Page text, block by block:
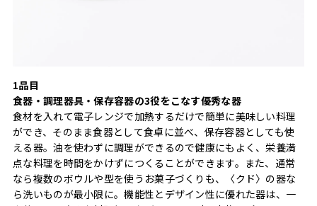
1品目
食器・調理器具・保存容器の3役をこなす優秀な器
食材を入れて電子レンジで加熱するだけで簡単に美味しい料理
ができ、そのまま食器として食卓に並べ、保存容器としても使
える器。油を使わずに調理ができるので健康にもよく、栄養満
点な料理を時間をかけずにつくることができます。また、通常
なら複数のボウルや型を使うお菓子づくりも、〈クド〉の器な
ら洗いものが最小限に。機能性とデザイン性に優れた器は、一